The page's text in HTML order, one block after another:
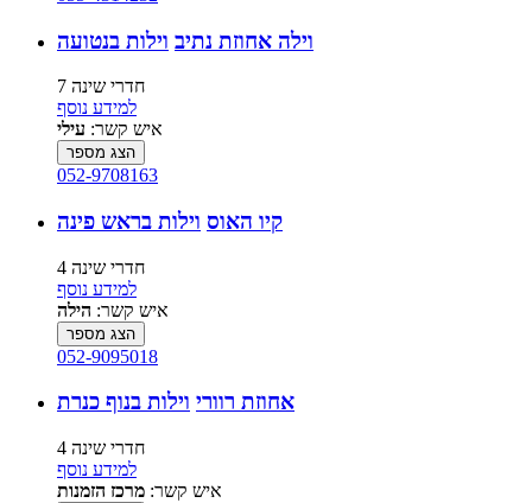
וילה אחוזת נתיב וילות בנטועה
7 חדרי שינה
למידע נוסף
איש קשר: עילי
הצג מספר
052-9708163
קיו האוס וילות בראש פינה
4 חדרי שינה
למידע נוסף
איש קשר: הילה
הצג מספר
052-9095018
אחוזת רוורי וילות בנוף כנרת
4 חדרי שינה
למידע נוסף
איש קשר: מרכז הזמנות